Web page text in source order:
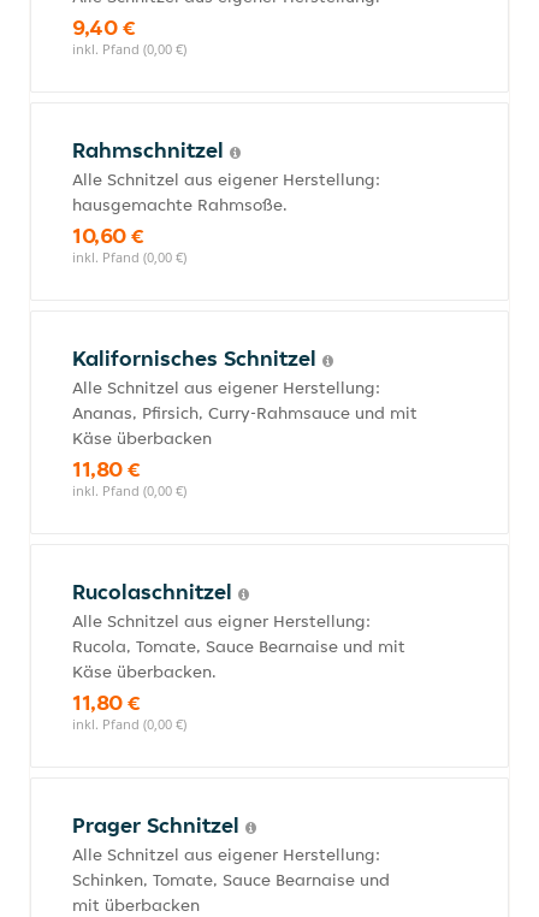
9,40 €
inkl. Pfand (0,00 €)
Rahmschnitzel
Alle Schnitzel aus eigener Herstellung:
hausgemachte Rahmsoße.
10,60 €
inkl. Pfand (0,00 €)
Kalifornisches Schnitzel
Alle Schnitzel aus eigener Herstellung:
Ananas, Pfirsich, Curry-Rahmsauce und mit
Käse überbacken
11,80 €
inkl. Pfand (0,00 €)
Rucolaschnitzel
Alle Schnitzel aus eigner Herstellung:
Rucola, Tomate, Sauce Bearnaise und mit
Käse überbacken.
11,80 €
inkl. Pfand (0,00 €)
Prager Schnitzel
Alle Schnitzel aus eigener Herstellung:
Schinken, Tomate, Sauce Bearnaise und
mit überbacken